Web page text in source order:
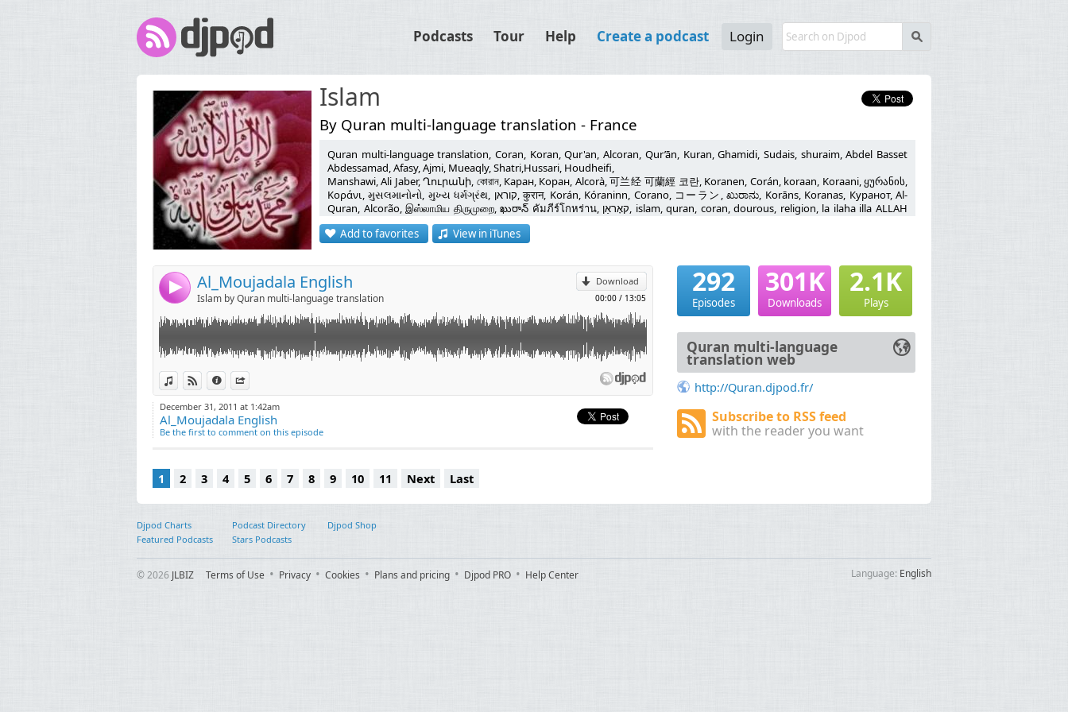
s
Podcasts Tour Help Create a podcast Login
Islam
By Quran multi-language translation - France
Quran multi-language translation, Coran, Koran, Qur'an, Alcoran, Qur’ān, Kuran, Ghamidi, Sudais, shuraim, Abdel Basset
Abdessamad, Afasy, Ajmi, Mueaqly, Shatri,Hussari, Houdheifi,
Manshawi, Ali Jaber, Ղուրանի, কোরান, Каран, Коран, Alcorà, 可兰经 可蘭經 코란, Koranen, Corán, koraan, Koraani, ყურანის,
Κοράνι, મુસલમાનોનો, મુખ્ય ધર્મગ્રંથ, קוראן, कुरान, Korán, Kóraninn, Corano, コーラン, ಖುರಾನು, Korāns, Koranas, Куранот, Al-
Quran, Alcorão, இஸ்லாமிய திருமுறை, ఖురాన్ คัมภีร์โกหร่าน, קאָראַן, islam, quran, coran, dourous, religion, la ilaha illa ALLAH
Mohammed rassoul ALLAH, Mohamed, Muhamed, Muhammad, Mahomet, religião, islamismo, religione, náboženství,
islám, Ισλάμ, πολιτισμός, 伊斯兰教 イスラム教、回教, İslamiyet, Müslümanlık, İslam, dini, religión, рели́гия, ве́ра, religia,
神 일반적으로 신 일신교 신, 하느님, 천주 基督教 上帝 神（ユダヤ教、キリスト教）神 、 主, χριστιανική και εβραϊκή
θρησκεία, Θεός, Allah, Cenabı, Hak, Mevla, Rab, zot, աստված, Jainkoaren, ভগবান, Бог, Déu, 神 하나님, Bondye, Gud, jumal,
Jumala, Duw, ღმერთი θεός, દેવ દેવતા, אל भगवान, Isten, Tuhan, Dia, Guð, ದೇವರು, Dievs, Dievas, Alla, dumnezeu, boh, Mungu,
Diyos, கடவுள் గాడ్ พระเจ้า, Tanrı, Thiên, Chúa, גאָט, الإسلام իսլամ, ইসলাম, іслам ислям, 伊斯兰 伊斯蘭 이슬람교, ისლამი,
Ισλάμ, મુસલમાની ધર્મ, אסלאם, इस्लाम, iszlám, Ioslam, Íslam, イスラム教, ಇಸ್ಲಾಂ, ಧರ್ಮ, islams, islamas, исламот ислам, Uislamu,
இஸ்லாமியம், islám, ఇస్లాం మతం, ศาสนาอิสลาม, İslamiyet, Hồi, giáo, איסלאם, godsdiens fe, կրոն, Din, erlijioa, ধর্ম, рэлігія
религия, religió, 宗教 종교, relijyon, religija, religioon, uskonto, relixión, crefydd, რელიგია, θρησκεία, ધર્મ דת धर्म, vallás,
agama, reiligiún, trúarbrögð, ಧರ್ಮ, religio, reliģija, религија, reliġjon, náboženstvo, vere, dini, relihiyon, மதம், మతం ศาสนา,
paraíso, paradiis, paratiisi, baradwys, სამოთხე, παράδεισος, સ્વર્ગ גן עדן स्वर्ग, paradicsom, firdaus, 楽園 ಸ್ವರ್ಗ, paradīze, rojus,
рај, syurga, ġenna, paradijs, raj, paraíso, рај, peponi, paraiso, சுவர்க்கம், ráj, స్వర్గము สวรรค์, cennet, thiên, đường, الحذيفي ,عبد
الباسط عبد الصمد, السديس ,الرفاعي ,العجمي ,البراك ,الشاطري
عبد المحسن بن محمد القاسم - عبد البارئ بن عوض الثبيتي عبد الله بن محمد المطرود
محمد حسان إبراهيم الجبرين
محمد أيوب بن محمد يوسف أحمد إبراهيم
صابر عبد الحكم - محمد جبريل
محمد الإمام - عبد الهادي أحمد كناكري
ناصر بن علي الغامدي خالد القحطاني
Add to favorites View in iTunes
4 Download
00:00 / 13:05
Al_Moujadala English
Islam by Quran multi-language translation
View in iTunes
View on Djpod
Information
Link:
Widget:
p
Share:
Post:
Send by email
لا تنسوا أخوكم بشير من صالح دعاءكم... dourous7@gmail.com لاقتراحاتكم
December 31, 2011 at 1:42am
Al_Moujadala English
Be the first to comment on this episode
1 2 3 4 5 6 7 8 9 10 11 Next Last
292
Episodes
301K
Downloads
2.1K
Plays
Quran multi-language
translation web
http://Quran.djpod.fr/
Subscribe to RSS feed
with the reader you want
Djpod Charts Podcast Directory
Djpod Shop
Featured Podcasts
Stars Podcasts
© 2026 JLBIZ Terms of Use Privacy Cookies Plans and pricing Djpod PRO Help Center Language: English